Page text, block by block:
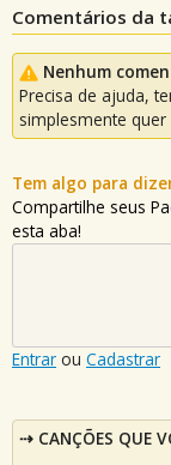
Comentários da
Nenhum
Precisa de ajuda,
simplesmente quer
Tem algo para
Compartilhe seus
esta aba!
Entrar ou Cadastrar
CANÇÕES QUE